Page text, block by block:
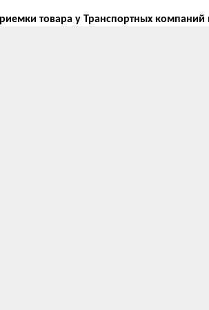
товара у Транспортных